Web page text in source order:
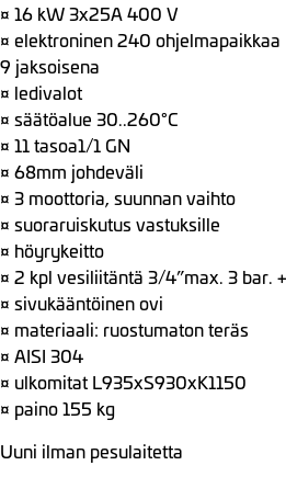
¤ 16 kW 3x25A 400 V
¤ elektroninen 240 ohjelmapaikkaa
9 jaksoisena
¤ ledivalot
¤ säätöalue 30..260°C
¤ 11 tasoa1/1 GN
¤ 68mm johdeväli
¤ 3 moottoria, suunnan vaihto
¤ suoraruiskutus vastuksille
¤ höyrykeitto
¤ 2 kpl vesiliitäntä 3/4”max. 3 bar.
¤ sivukääntöinen ovi
¤ materiaali: ruostumaton teräs
¤ AISI 304
¤ ulkomitat L935xS930xK1150
¤ paino 155 kg
Uuni ilman pesulaitetta